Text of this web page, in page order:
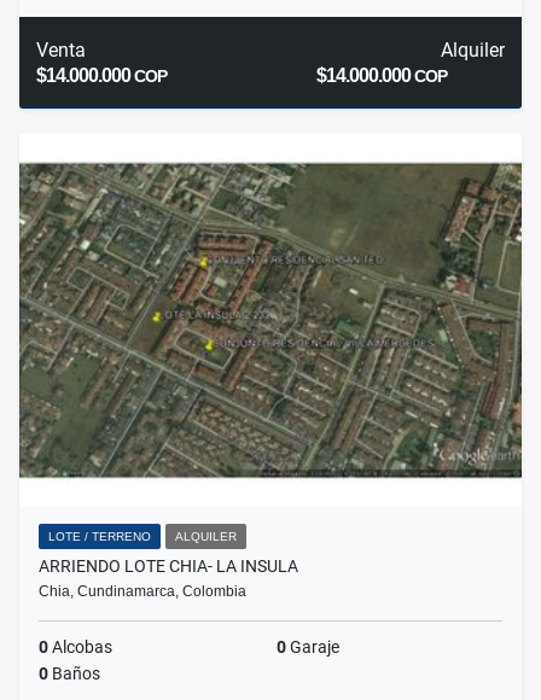
Venta
$14.000.000COP
Alquiler
$14.000.000COP
LOTE / TERRENO ALQUILER
ARRIENDO LOTE CHIA- LA INSULA
Chia, Cundinamarca, Colombia
0Alcobas 0Garaje
0 Baños